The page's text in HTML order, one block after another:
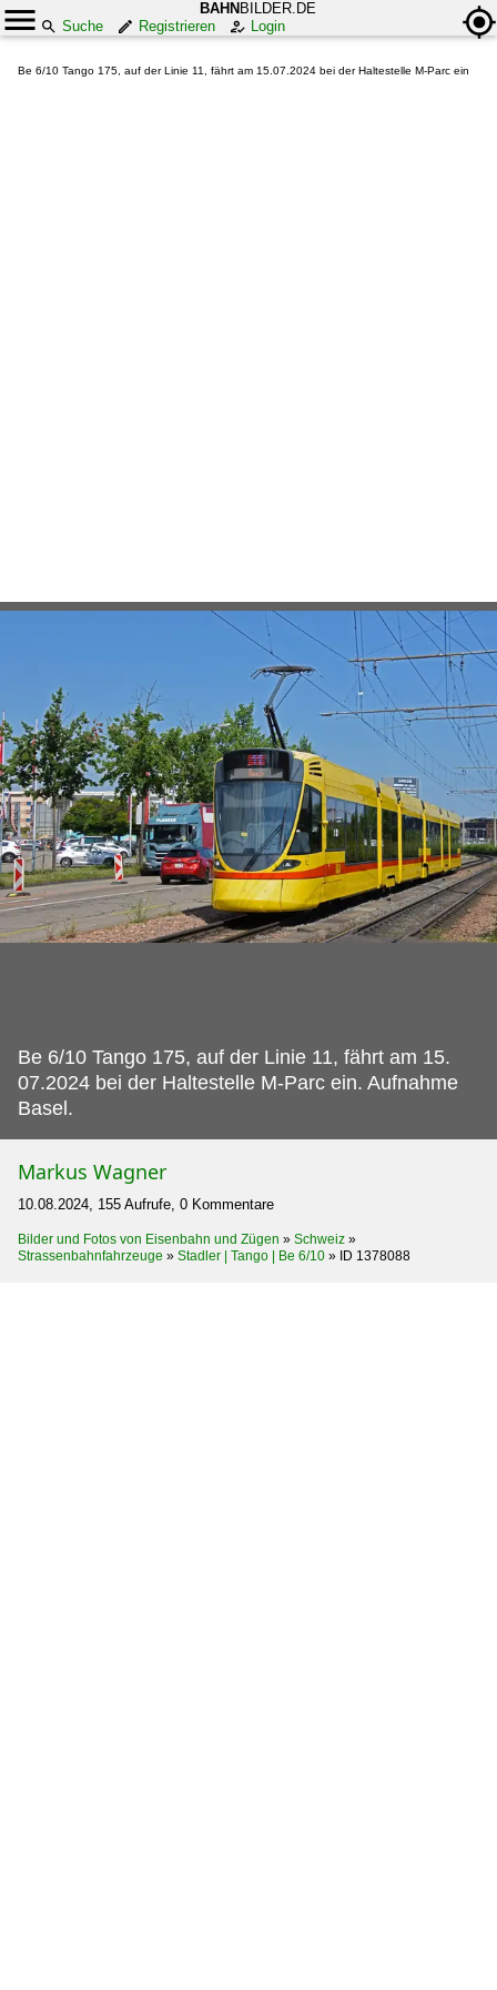
BAHN BILDER.DE
Suche
Registrieren Login
Be 6/10 Tango 175, auf der Linie 11, fährt am 15.07.2024 bei der Haltestelle M-Parc ein
Be 6/10 Tango 175, auf der Linie 11, fährt am 15.
07.2024 bei der Haltestelle M-Parc ein. Aufnahme
Basel.
Markus Wagner
10.08.2024, 155 Aufrufe, 0 Kommentare
Bilder und Fotos von Eisenbahn und Zügen » Schweiz »
Strassenbahnfahrzeuge » Stadler | Tango | Be 6/10 » ID 1378088